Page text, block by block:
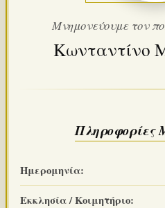
Μνημονεύουμε τον
Κωνταντίνο
Πληροφορίες
Ημερομηνία:
Εκκλησία / Κοιμητήριο: